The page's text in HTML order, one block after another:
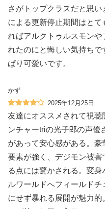
さがトップクラスだと思
による更新停止期間はと
ればアルクトゥルスモン
れたのにと悔しい気持ち
ぱり可愛いです。
かず
2025年12月25日
友達にオススメされて視
ンチャーtriの光子郎の声優
があって安心感がある。
要素が強く、デジモン被
る点には驚かされる。変
ルワールドへフィールド
にせず暴れる展開が魅力